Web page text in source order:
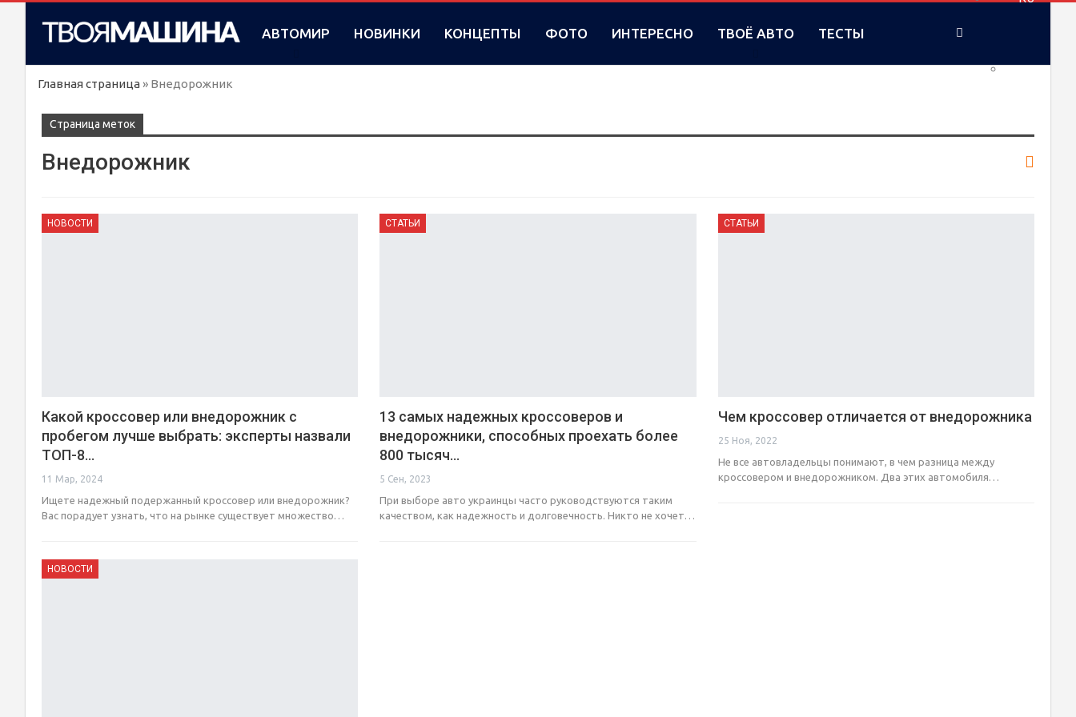
UA
АВТОМИР НОВИНКИ КОНЦЕПТЫ ФОТО ИНТЕРЕСНО ТВОЁ АВТО ТЕСТЫ
Главная страница » Внедорожник
Cтраница меток
Внедорожник
НОВОСТИ
Какой кроссовер или внедорожник с
пробегом лучше выбрать: эксперты назвали
ТОП-8…
11 Мар, 2024
Ищете надежный подержанный кроссовер или внедорожник?
Вас порадует узнать, что на рынке существует множество…
СТАТЬИ
13 самых надежных кроссоверов и
внедорожники, способных проехать более
800 тысяч…
5 Сен, 2023
При выборе авто украинцы часто руководствуются таким
качеством, как надежность и долговечность. Никто не хочет…
СТАТЬИ
Чем кроссовер отличается от внедорожника
25 Ноя, 2022
Не все автовладельцы понимают, в чем разница между
кроссовером и внедорожником. Два этих автомобиля…
НОВОСТИ